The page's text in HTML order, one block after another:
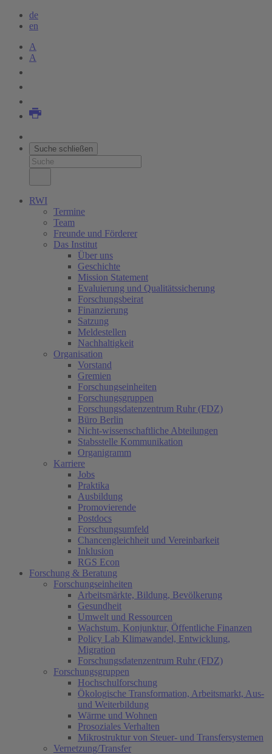
de
en
A
A
Suche schließen
RWI
Termine
Team
Freunde und Förderer
Das Institut
Über uns
Geschichte
Mission Statement
Evaluierung und Qualitätssicherung
Forschungsbeirat
Finanzierung
Satzung
Meldestellen
Nachhaltigkeit
Organisation
Vorstand
Gremien
Forschungseinheiten
Forschungsgruppen
Forschungsdatenzentrum Ruhr (FDZ)
Büro Berlin
Nicht-wissenschaftliche Abteilungen
Stabsstelle Kommunikation
Organigramm
Karriere
Jobs
Praktika
Ausbildung
Promovierende
Postdocs
Forschungsumfeld
Chancengleichheit und Vereinbarkeit
Inklusion
RGS Econ
Forschung & Beratung
Forschungseinheiten
Arbeitsmärkte, Bildung, Bevölkerung
Gesundheit
Umwelt und Ressourcen
Wachstum, Konjunktur, Öffentliche Finanzen
Policy Lab Klimawandel, Entwicklung,
Migration
Forschungsdatenzentrum Ruhr (FDZ)
Forschungsgruppen
Hochschulforschung
Ökologische Transformation, Arbeitsmarkt, Aus-
und Weiterbildung
Wärme und Wohnen
Prosoziales Verhalten
Mikrostruktur von Steuer- und Transfersystemen
Vernetzung/Transfer